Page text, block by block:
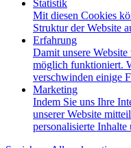
Statistik
Mit diesen Cookies
Struktur der Website
Erfahrung
Damit unsere
möglich funktioniert.
verschwinden einige
Marketing
Indem Sie uns Ihre
unserer Website
personalisierte Inhalte